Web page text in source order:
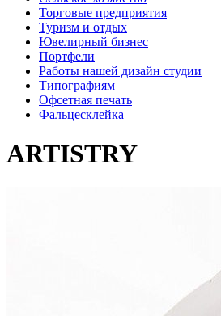
Торговые предприятия
Туризм и отдых
Ювелирный бизнес
Портфели
Работы нашей дизайн студии
Типографиям
Офсетная печать
Фальцесклейка
ARTISTRY